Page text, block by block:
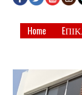
Home